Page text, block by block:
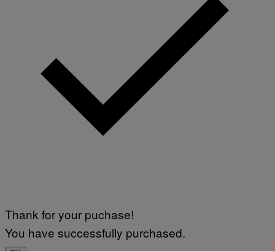
Thank for your puchase!
You have successfully purchased.